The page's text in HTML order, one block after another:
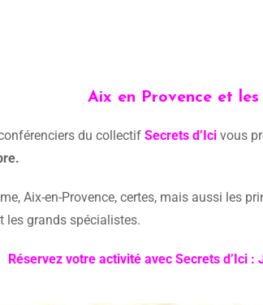
Aix en Provence et
du collectif Secrets d’Ici vous
Aix-en-Provence, certes, mais aussi les
les grands spécialistes.
Réservez votre activité avec Secrets d’Ici